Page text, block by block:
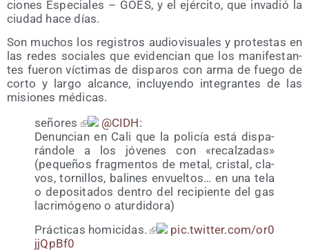
cio­nes Espe­cia­les – GOES, y el ejér­ci­to, que inva­dió la
ciu­dad hace días.
Son muchos los regis­tros audio­vi­sua­les y pro­tes­tas en
las redes socia­les que evi­den­cian que los mani­fes­tan­
tes fue­ron víc­ti­mas de dis­pa­ros con arma de fue­go de
cor­to y lar­go alcan­ce, inclu­yen­do inte­gran­tes de las
misio­nes médicas.
seño­res
@CIDH:
Denun­cian en Cali que la poli­cía está dis­pa­
rán­do­le a los jóve­nes con «recal­za­das»
(peque­ños frag­men­tos de metal, cris­tal, cla­
vos, tor­ni­llos, bali­nes envuel­tos… en una tela
o depo­si­ta­dos den­tro del reci­pien­te del gas
lacri­mó­geno o aturdidora)
Prác­ti­cas homi­ci­das.
pic​.twit​ter​.com/​o​r​0​
j​j​Q​p​Bf0